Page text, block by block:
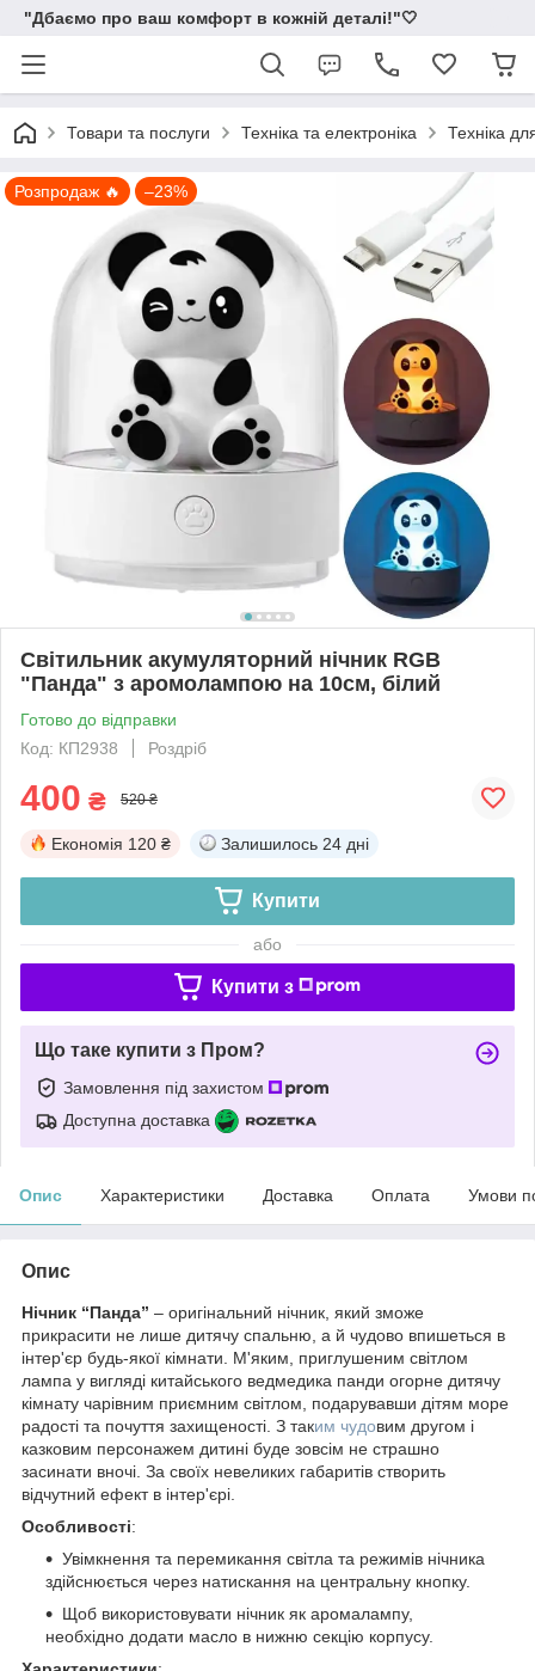
"Дбаємо про ваш комфорт в кожній деталі!"🤍
Товари та послуги Техніка та електроніка Техніка
Розпродаж 🔥 –23%
Світильник акумуляторний нічник RGB
"Панда" з аромолампою на 10см, білий
Готово до відправки
Код: КП2938
Роздріб
400 ₴ 520 ₴
Економія 120 ₴ Залишилось 24 дні
Купити
або
Купити з
Що таке купити з Пром?
Замовлення під захистом
Доступна доставка
Опис Характеристики Доставка Оплата Умови
Опис
Нічник “Панда” – оригінальний нічник, який зможе
прикрасити не лише дитячу спальню, а й чудово впишеться в
інтер'єр будь-якої кімнати. М'яким, приглушеним світлом
лампа у вигляді китайського ведмедика панди огорне дитячу
кімнату чарівним приємним світлом, подарувавши дітям море
радості та почуття захищеності. З таким чудовим другом і
казковим персонажем дитині буде зовсім не страшно
засинати вночі. За своїх невеликих габаритів створить
відчутний ефект в інтер'єрі.
Особливості:
Увімкнення та перемикання світла та режимів нічника
здійснюється через натискання на центральну кнопку.
Щоб використовувати нічник як аромалампу,
необхідно додати масло в нижню секцію корпусу.